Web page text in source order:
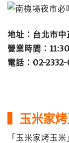
地址：台北市
營業時間：
電話：02-2332-
▍玉米家
「玉米家烤玉